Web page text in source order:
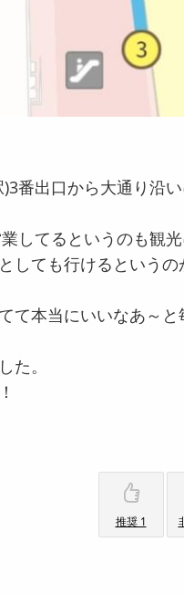
番出口から大通り沿
してるというのも観
しても行けるという
て本当にいいなあ～
た。
推奨 1